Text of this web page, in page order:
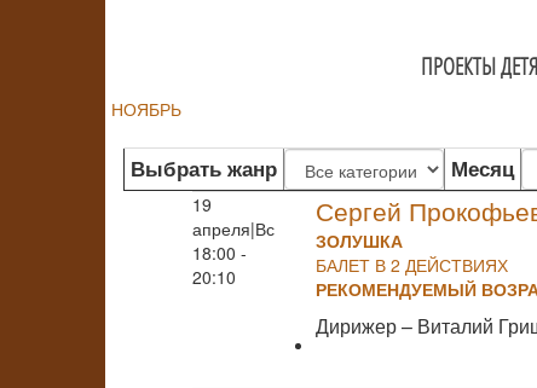
ПРОЕКТЫ
НОЯБРЬ
Выбрать жанр Месяц
19
апреля|Вс
18:00 -
20:10
Сергей
ЗОЛУШКА
БАЛЕТ В 2 ДЕЙСТВИЯХ
РЕКОМЕНДУЕМЫЙ
Дирижер – Виталий